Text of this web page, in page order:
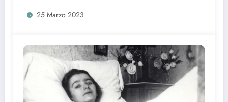
25 Marzo 2023